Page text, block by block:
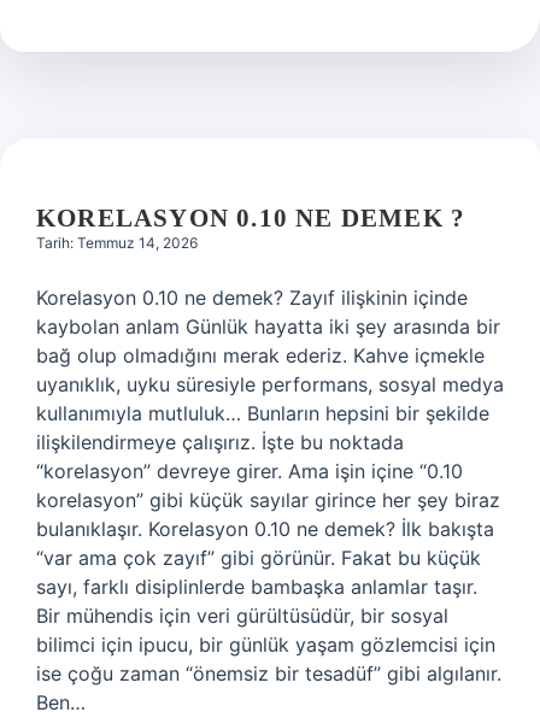
firmanın
KORELASYON 0.10 NE DEMEK ?
Tarih: Temmuz 14, 2026
Korelasyon 0.10 ne demek? Zayıf ilişkinin içinde
kaybolan anlam Günlük hayatta iki şey arasında bir
bağ olup olmadığını merak ederiz. Kahve içmekle
uyanıklık, uyku süresiyle performans, sosyal medya
kullanımıyla mutluluk… Bunların hepsini bir şekilde
ilişkilendirmeye çalışırız. İşte bu noktada
“korelasyon” devreye girer. Ama işin içine “0.10
korelasyon” gibi küçük sayılar girince her şey biraz
bulanıklaşır. Korelasyon 0.10 ne demek? İlk bakışta
“var ama çok zayıf” gibi görünür. Fakat bu küçük
sayı, farklı disiplinlerde bambaşka anlamlar taşır.
Bir mühendis için veri gürültüsüdür, bir sosyal
bilimci için ipucu, bir günlük yaşam gözlemcisi için
ise çoğu zaman “önemsiz bir tesadüf” gibi algılanır.
Ben…